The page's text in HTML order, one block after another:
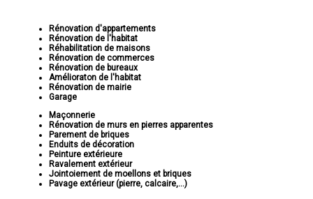
Rénovation d'appartements
Rénovation de l'habitat
Réhabilitation de maisons
Rénovation de commerces
Rénovation de bureaux
Amélioraton de l'habitat
Rénovation de mairie
Garage
Maçonnerie
Rénovation de murs en pierres apparentes
Parement de briques
Enduits de décoration
Peinture extérieure
Ravalement extérieur
Jointoiement de moellons et briques
Pavage extérieur (pierre, calcaire,...)